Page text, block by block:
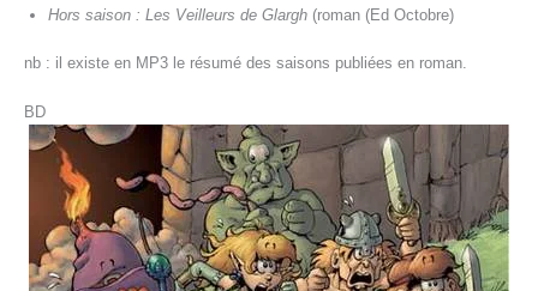
Hors saison : Les Veilleurs de Glargh (roman (Ed Octobre)
nb : il existe en MP3 le résumé des saisons publiées en roman.
BD